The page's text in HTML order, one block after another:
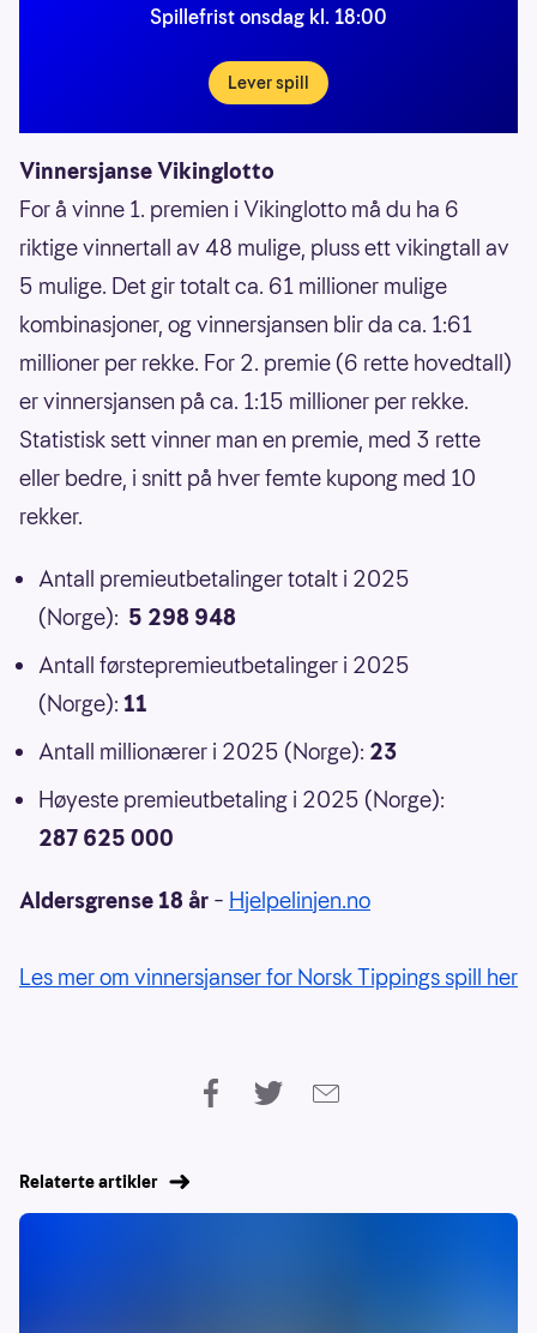
Spillefrist onsdag kl. 18:00
Lever spill
Vinnersjanse Vikinglotto
For å vinne 1. premien i Vikinglotto må du ha 6
riktige vinnertall av 48 mulige, pluss ett vikingtall av
5 mulige. Det gir totalt ca. 61 millioner mulige
kombinasjoner, og vinnersjansen blir da ca. 1:61
millioner per rekke. For 2. premie (6 rette hovedtall)
er vinnersjansen på ca. 1:15 millioner per rekke.
Statistisk sett vinner man en premie, med 3 rette
eller bedre, i snitt på hver femte kupong med 10
rekker.
Antall premieutbetalinger totalt i 2025
(Norge): 5 298 948
Antall førstepremieutbetalinger i 2025
(Norge): 11
Antall millionærer i 2025 (Norge): 23
Høyeste premieutbetaling i 2025 (Norge):
287 625 000
Aldersgrense 18 år – Hjelpelinjen.no
Les mer om vinnersjanser for Norsk Tippings spill her
Relaterte artikler